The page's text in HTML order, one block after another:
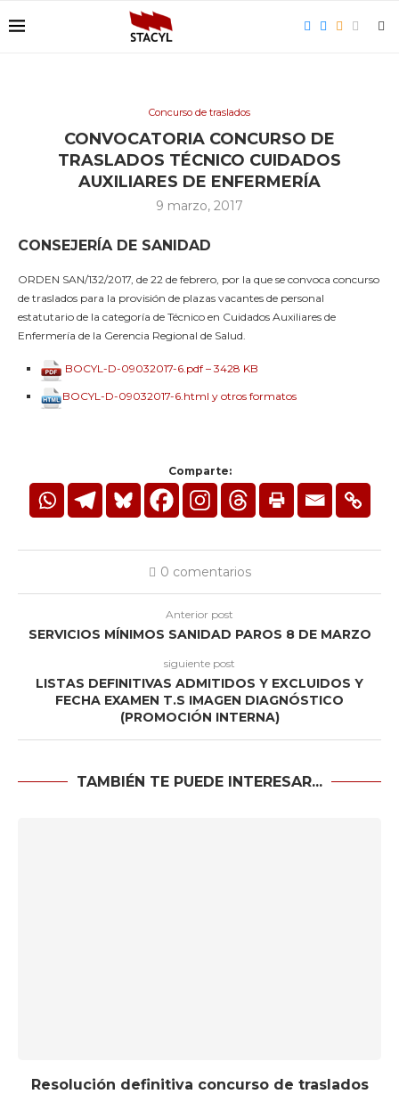
Concurso de traslados
CONVOCATORIA CONCURSO DE
TRASLADOS TÉCNICO CUIDADOS
AUXILIARES DE ENFERMERÍA
9 marzo, 2017
CONSEJERÍA DE SANIDAD
ORDEN SAN/132/2017, de 22 de febrero, por la que se convoca concurso
de traslados para la provisión de plazas vacantes de personal
estatutario de la categoría de Técnico en Cuidados Auxiliares de
Enfermería de la Gerencia Regional de Salud.
BOCYL-D-09032017-6.pdf – 3428 KB
BOCYL-D-09032017-6.html y otros formatos
Comparte:
0 comentarios
Anterior post
SERVICIOS MÍNIMOS SANIDAD PAROS 8 DE MARZO
siguiente post
LISTAS DEFINITIVAS ADMITIDOS Y EXCLUIDOS Y
FECHA EXAMEN T.S IMAGEN DIAGNÓSTICO
(PROMOCIÓN INTERNA)
TAMBIÉN TE PUEDE INTERESAR...
Resolución definitiva concurso de traslados